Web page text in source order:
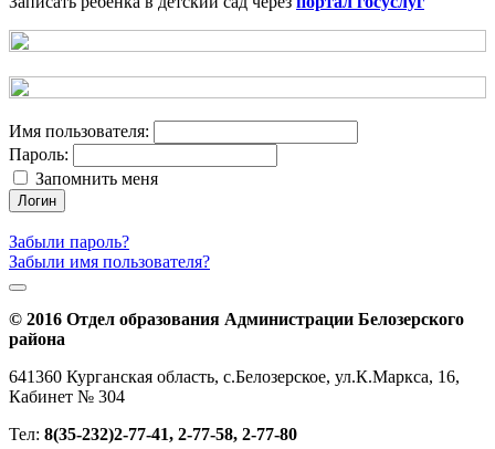
Имя пользователя:
Пароль:
Запомнить меня
Логин
Забыли пароль?
Забыли имя пользователя?
© 2016 Отдел образования Администрации Белозерского
района
641360 Курганская область, с.Белозерское, ул.К.Маркса, 16,
Кабинет № 304
Тел: 8(35-232)2-77-41, 2-77-58, 2-77-80